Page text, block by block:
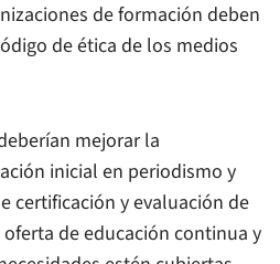
de formación deben
de ética de los medios
mejorar la
inicial en periodismo y
certificación y evaluación de
de educación continua y